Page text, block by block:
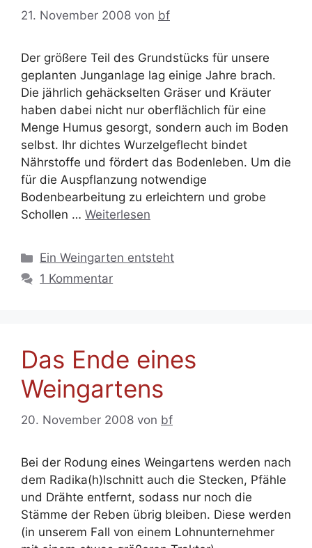
21. November 2008 von bf
Der größere Teil des Grundstücks für unsere
geplanten Junganlage lag einige Jahre brach.
Die jährlich gehäckselten Gräser und Kräuter
haben dabei nicht nur oberflächlich für eine
Menge Humus gesorgt, sondern auch im Boden
selbst. Ihr dichtes Wurzelgeflecht bindet
Nährstoffe und fördert das Bodenleben. Um die
für die Auspflanzung notwendige
Bodenbearbeitung zu erleichtern und grobe
Schollen … Weiterlesen
Kategorien
Ein Weingarten entsteht
1 Kommentar
Das Ende eines
Weingartens
20. November 2008 von bf
Bei der Rodung eines Weingartens werden nach
dem Radika(h)lschnitt auch die Stecken, Pfähle
und Drähte entfernt, sodass nur noch die
Stämme der Reben übrig bleiben. Diese werden
(in unserem Fall von einem Lohnunternehmer